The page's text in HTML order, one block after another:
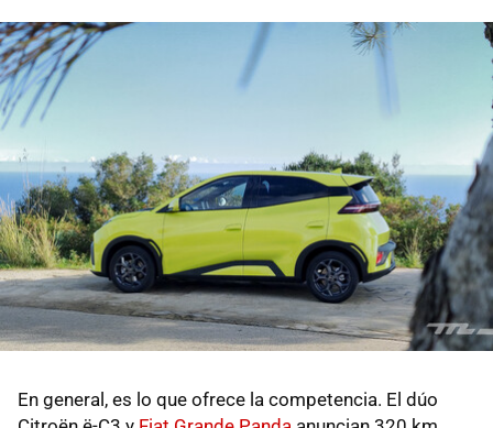
En general, es lo que ofrece la competencia. El dúo